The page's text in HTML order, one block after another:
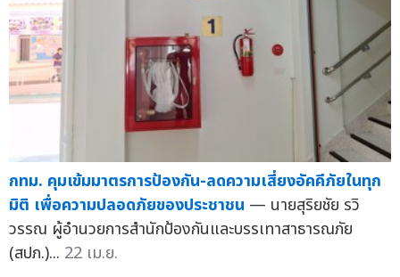
กทม. คุมเข้มมาตรการป้องกัน-ลดความเสี่ยงอัคคีภัยในทุก
มิติ เพื่อความปลอดภัยของประชาชน — นายสุริยชัย รวิ
วรรณ ผู้อำนวยการสำนักป้องกันและบรรเทาสาธารณภัย
(สปภ.)... 22 เม.ย.